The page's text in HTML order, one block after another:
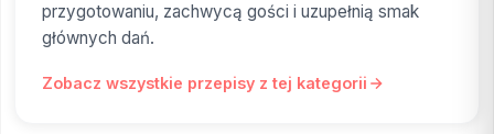
przygotowaniu, zachwycą gości i uzupełnią smak
głównych dań.
Zobacz wszystkie przepisy z tej kategorii